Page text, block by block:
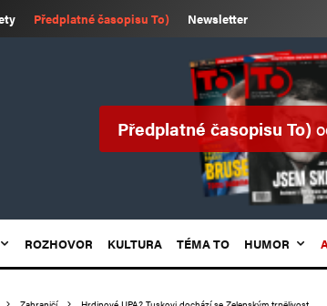
Předplatné časopisu To) Newsletter
Předplatné časopisu To)
ROZHOVOR KULTURA TÉMA TO HUMOR